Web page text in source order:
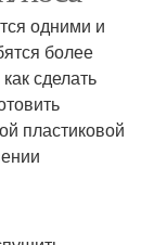
одними и
более
сделать
пластиковой